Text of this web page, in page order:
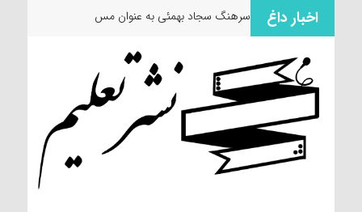
اخبار داغ سرهنگ سجاد بهمئی به عنوان مسئول جدی